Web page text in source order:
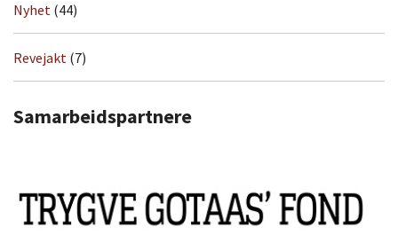
Nyhet (44)
Revejakt (7)
Samarbeidspartnere